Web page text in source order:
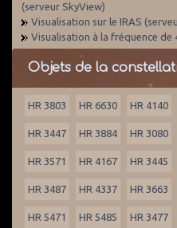
(serveur SkyView)
Visualisation sur le IRAS
Visualisation à la fréquence de
Objets de la
HR 3803 HR 6630 HR 4140
HR 3447 HR 3884 HR 3080
HR 3571 HR 4167 HR 3445
HR 3487 HR 4337 HR 3663
HR 5471 HR 5485 HR 3477